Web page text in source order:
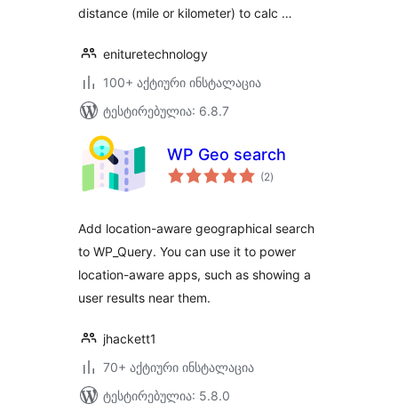
distance (mile or kilometer) to calc …
enituretechnology
100+ აქტიური ინსტალაცია
ტესტირებულია: 6.8.7
WP Geo search
(2საერთო
რეიტინგი
)
Add location-aware geographical search
to WP_Query. You can use it to power
location-aware apps, such as showing a
user results near them.
jhackett1
70+ აქტიური ინსტალაცია
ტესტირებულია: 5.8.0